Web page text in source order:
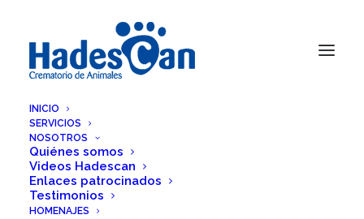
INICIO
SERVICIOS
NOSOTROS
Quiénes somos
Videos Hadescan
Enlaces patrocinados
Testimonios
HOMENAJES